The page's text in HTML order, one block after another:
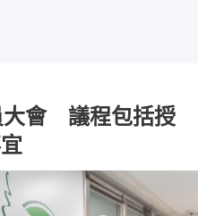
大會 議程包括授